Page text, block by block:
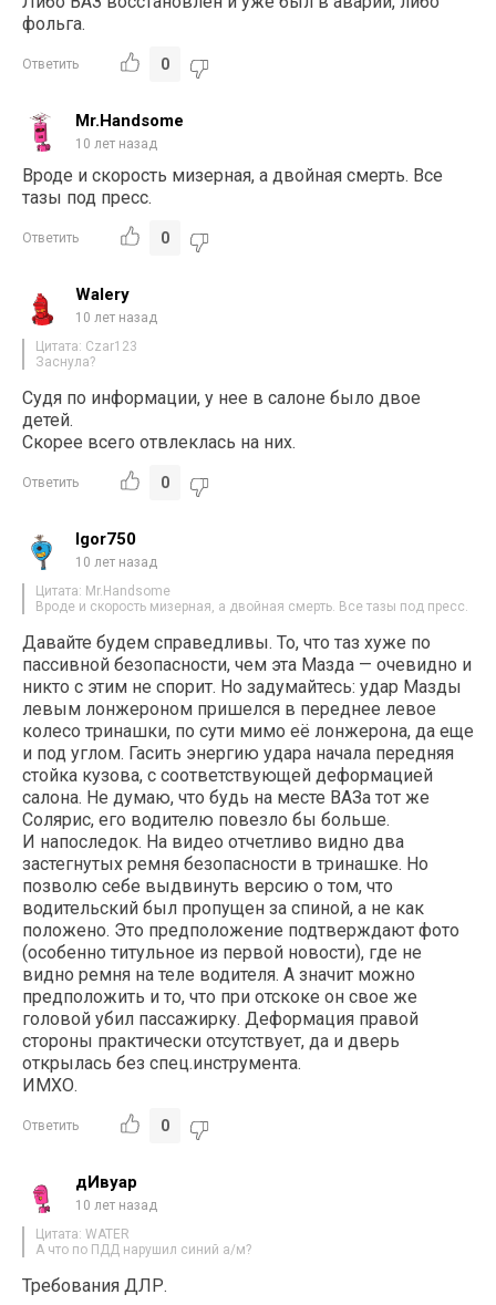
фольга.
Ответить 0
Mr.Handsome
10 лет назад
Вроде и скорость мизерная, а двойная смерть. Все
тазы под пресс.
Ответить 0
Walery
10 лет назад
Цитата: Czar123
Заснула?
Судя по информации, у нее в салоне было двое
детей.
Скорее всего отвлеклась на них.
Ответить 0
Igor750
10 лет назад
Цитата: Mr.Handsome
Вроде и скорость мизерная, а двойная смерть. Все тазы под пресс.
Давайте будем справедливы. То, что таз хуже по
пассивной безопасности, чем эта Мазда — очевидно и
никто с этим не спорит. Но задумайтесь: удар Мазды
левым лонжероном пришелся в переднее левое
колесо тринашки, по сути мимо её лонжерона, да еще
и под углом. Гасить энергию удара начала передняя
стойка кузова, с соответствующей деформацией
салона. Не думаю, что будь на месте ВАЗа тот же
Солярис, его водителю повезло бы больше.
И напоследок. На видео отчетливо видно два
застегнутых ремня безопасности в тринашке. Но
позволю себе выдвинуть версию о том, что
водительский был пропущен за спиной, а не как
положено. Это предположение подтверждают фото
(особенно титульное из первой новости), где не
видно ремня на теле водителя. А значит можно
предположить и то, что при отскоке он свое же
головой убил пассажирку. Деформация правой
стороны практически отсутствует, да и дверь
открылась без спец.инструмента.
ИМХО.
Ответить 0
дИвуар
10 лет назад
Цитата: WATER
А что по ПДД нарушил синий а/м?
Требования ДЛР.